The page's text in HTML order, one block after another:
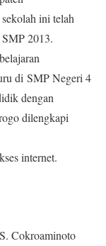
ini telah
2013.
di SMP Negeri 4
dengan
dilengkapi
internet.
Cokroaminoto